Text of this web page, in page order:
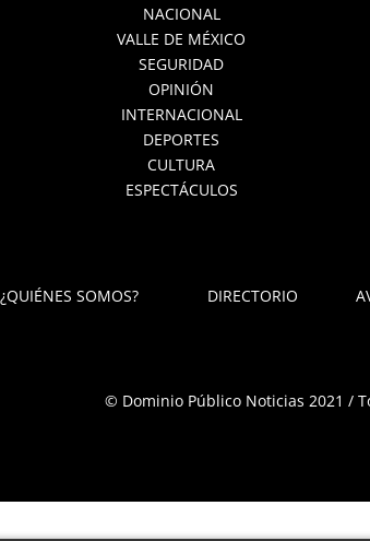
NACIONAL
VALLE DE MÉXICO
SEGURIDAD
OPINIÓN
INTERNACIONAL
DEPORTES
CULTURA
ESPECTÁCULOS
¿QUIÉNES SOMOS? DIRECTORIO
© Dominio Público Noticias 2021 /